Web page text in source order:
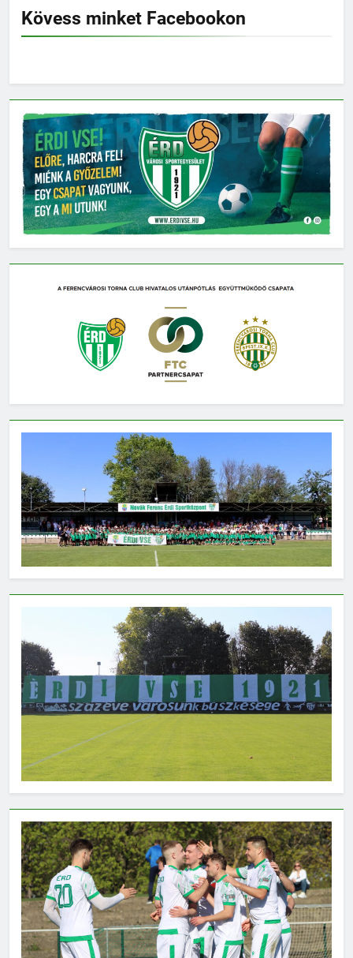
Kövess minket Facebookon